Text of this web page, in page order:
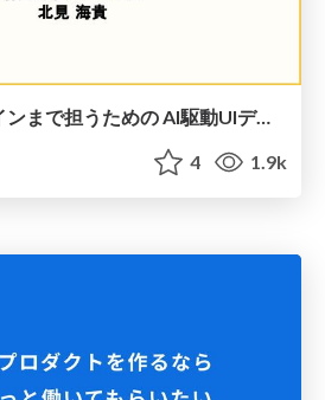
エンジニアがデザインまで担うための AI駆動UIデザイン/フロントエンド開発実践
4 1.9k